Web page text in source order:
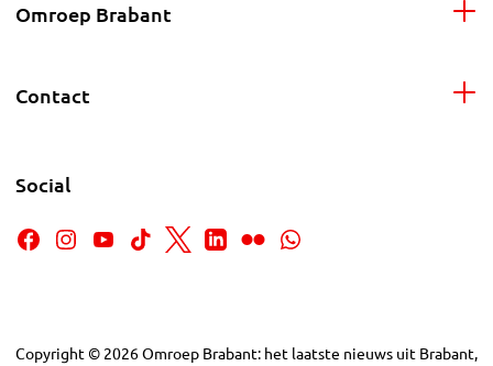
Omroep Brabant
Contact
Social
Copyright © 2026Omroep Brabant: het laatste nieuws uit Brabant,